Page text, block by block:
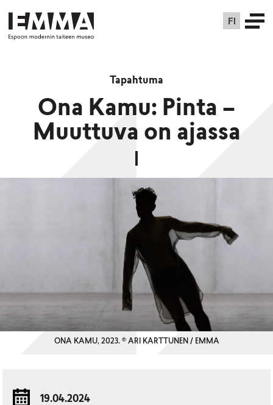
FI
Tapahtuma
Ona Kamu: Pinta –
Muuttuva on ajassa
ONA KAMU, 2023. © ARI KARTTUNEN / EMMA
19.04.2024